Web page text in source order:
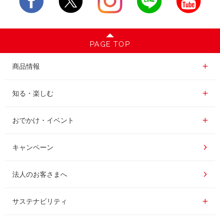
PAGE TOP
商品情報
商品情報一覧
レギュラーコーヒー
インスタントコーヒー
ドリップポッド
知る・楽しむ
知る・楽しむ一覧
おいしいコーヒーの淹れ方
コーヒー百科
レシピ
おでかけ・イベント
おでかけ・イベント情報一覧
UCCコーヒー博物館
UCCコーヒーアカデミー
工場見学
キャンペーン
法人のお客さまへ
サステナビリティ
サステナビリティ